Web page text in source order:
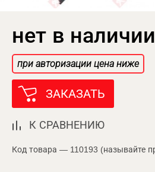
нет в наличии
при авторизации цена ниже
ЗАКАЗАТЬ
К СРАВНЕНИЮ
Код товара — 110193 (называйте